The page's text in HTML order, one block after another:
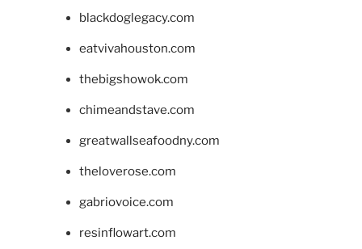
blackdoglegacy.com
eatvivahouston.com
thebigshowok.com
chimeandstave.com
greatwallseafoodny.com
theloverose.com
gabriovoice.com
resinflowart.com